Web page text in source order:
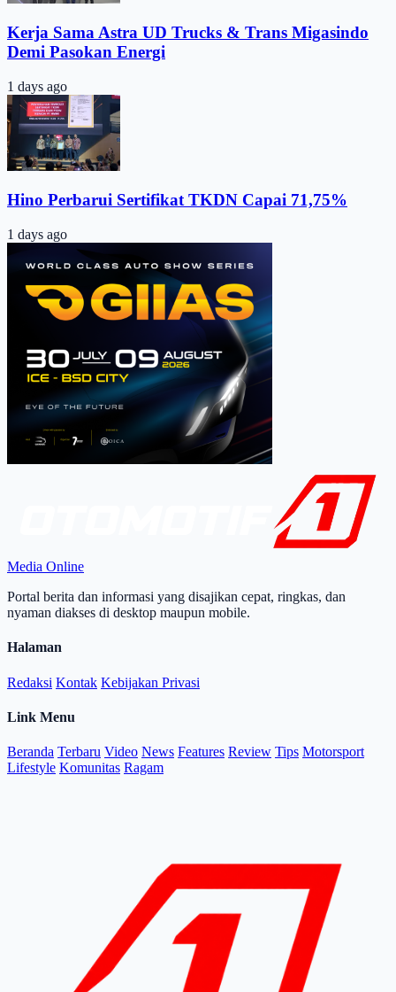
Kerja Sama Astra UD Trucks & Trans Migasindo
Demi Pasokan Energi
1 days ago
Hino Perbarui Sertifikat TKDN Capai 71,75%
1 days ago
Media Online
Portal berita dan informasi yang disajikan cepat, ringkas, dan
nyaman diakses di desktop maupun mobile.
Halaman
Redaksi Kontak Kebijakan Privasi
Link Menu
Beranda Terbaru Video News Features Review Tips Motorsport
Lifestyle Komunitas Ragam